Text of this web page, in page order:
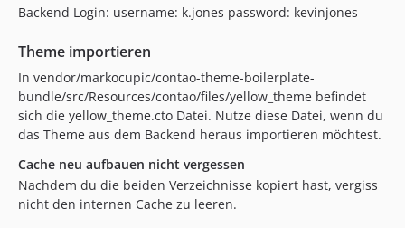
Backend Login: username: k.jones password: kevinjones
Theme importieren
In vendor/markocupic/contao-theme-boilerplate-
bundle/src/Resources/contao/files/yellow_theme befindet
sich die yellow_theme.cto Datei. Nutze diese Datei, wenn du
das Theme aus dem Backend heraus importieren möchtest.
Cache neu aufbauen nicht vergessen
Nachdem du die beiden Verzeichnisse kopiert hast, vergiss
nicht den internen Cache zu leeren.